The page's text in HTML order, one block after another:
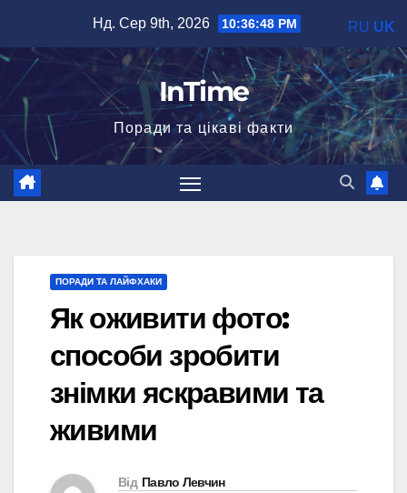
вмісту
Нд. Сер 9th, 2026 10:36:49 PM
InTime
Поради та цікаві факти
ПОРАДИ ТА ЛАЙФХАКИ
Як оживити фото:
способи зробити
знімки яскравими та
живими
Від Павло Левчин
RU UK